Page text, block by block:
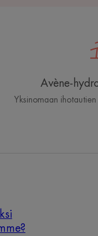
Avène-
Yksinomaan